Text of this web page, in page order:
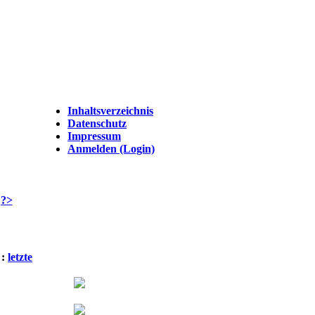
Inhaltsverzeichnis
Datenschutz
Impressum
Anmelden (Login)
: letzte